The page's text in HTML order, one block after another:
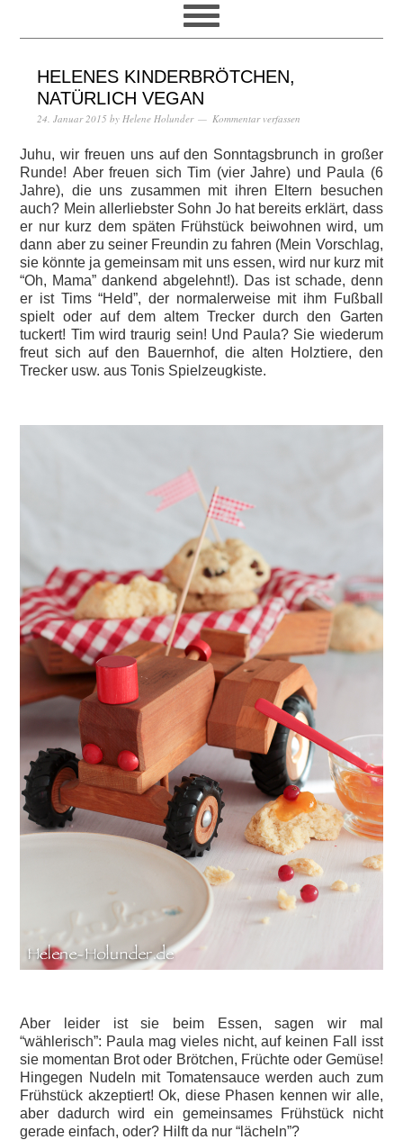
HELENES KINDERBRÖTCHEN,
NATÜRLICH VEGAN
24. Januar 2015 by Helene Holunder Kommentar verfassen
Juhu, wir freuen uns auf den Sonntagsbrunch in großer
Runde! Aber freuen sich Tim (vier Jahre) und Paula (6
Jahre), die uns zusammen mit ihren Eltern besuchen
auch? Mein allerliebster Sohn Jo hat bereits erklärt, dass
er nur kurz dem späten Frühstück beiwohnen wird, um
dann aber zu seiner Freundin zu fahren (Mein Vorschlag,
sie könnte ja gemeinsam mit uns essen, wird nur kurz mit
“Oh, Mama” dankend abgelehnt!). Das ist schade, denn
er ist Tims “Held”, der normalerweise mit ihm Fußball
spielt oder auf dem altem Trecker durch den Garten
tuckert! Tim wird traurig sein! Und Paula? Sie wiederum
freut sich auf den Bauernhof, die alten Holztiere, den
Trecker usw. aus Tonis Spielzeugkiste.
Aber leider ist sie beim Essen, sagen wir mal
“wählerisch”: Paula mag vieles nicht, auf keinen Fall isst
sie momentan Brot oder Brötchen, Früchte oder Gemüse!
Hingegen Nudeln mit Tomatensauce werden auch zum
Frühstück akzeptiert! Ok, diese Phasen kennen wir alle,
aber dadurch wird ein gemeinsames Frühstück nicht
gerade einfach, oder? Hilft da nur “lächeln”?